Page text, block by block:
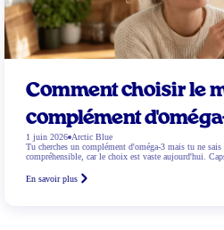
Comment choisir le
complément
1 juin 2026 Arctic Blue
Tu cherches un complément d'oméga-3 mais tu ne
compréhensible, car le choix est vaste aujourd'hui.
Et qu'est-ce qui correspond exactement à tes besoins ?
En savoir plus